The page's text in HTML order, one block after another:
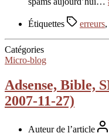
Étiquettes erreurs,
Catégories
Micro-blog
Adsense, Bible,
2007-11-27)
Auteur de l’article